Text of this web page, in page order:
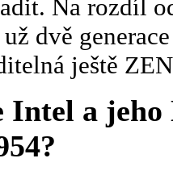
Na rozdíl
dvě
ještě
Intel a